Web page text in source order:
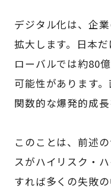
デジタル化は、企
拡大します。日本
ローバルでは約80
可能性があります
関数的な爆発的成
このことは、前述
スがハイリスク・
すれば多くの失敗